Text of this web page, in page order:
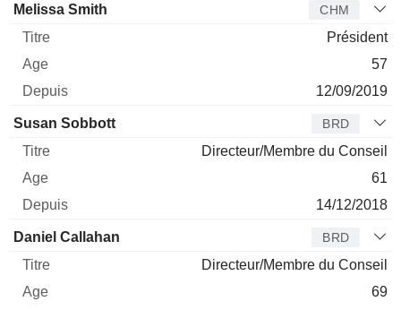
Administrateur
Melissa Smith CHM
Président
57
12/09/2019
Susan Sobbott BRD
Directeur/Membre du Conseil
61
14/12/2018
Daniel Callahan BRD
Directeur/Membre du Conseil
69